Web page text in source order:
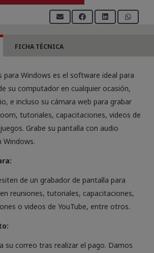
FICHA TÉCNICA
para Windows es el software ideal para
su computador en cualquier ocasión,
e incluso su cámara web para grabar
tutoriales, capacitaciones, videos de
Grabe su pantalla con audio
Windows.
de un grabador de pantalla para
reuniones, tutoriales, capacitaciones,
o videos de YouTube, entre otros.
su correo tras realizar el pago. Damos